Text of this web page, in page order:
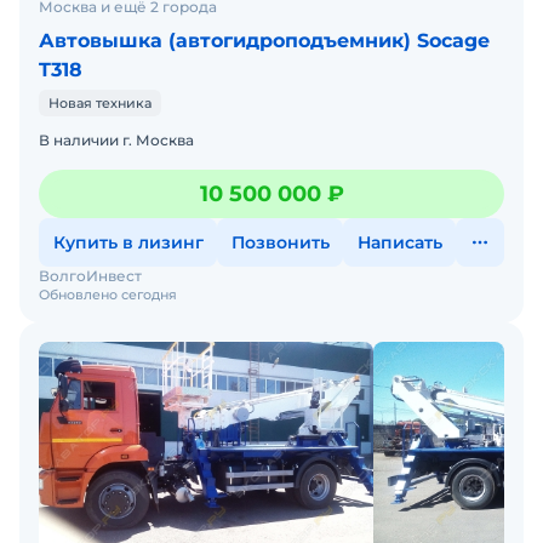
дробилки, Сортировки (Грохота),
бетоноукладочная, землеройная и
грузоподъемная техника ведущих мировых
производителей.
СРОЧНЫЙ ВЫКУП СПЕЦТЕХНИКИ | ПРИЕМ
РОССИЯ | ЕВРОПА | ВЕСЬ МИР
Москва и ещё 2 города
Автовышка (автогидроподъемник) Socage
T318
Новая техника
В наличии г. Москва
10 500 000 ₽
Купить в лизинг Позвонить Написать
Обновлено сегодня
ВолгоИнвест